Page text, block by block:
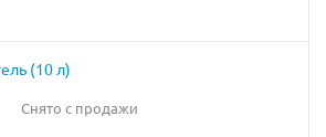
(10 л)
Снято с продажи